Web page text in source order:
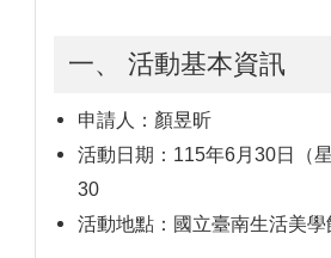
一、 活動基本資訊
申請人：顏昱昕
活動日期：115年6月30日（
30
活動地點：國立臺南生活美